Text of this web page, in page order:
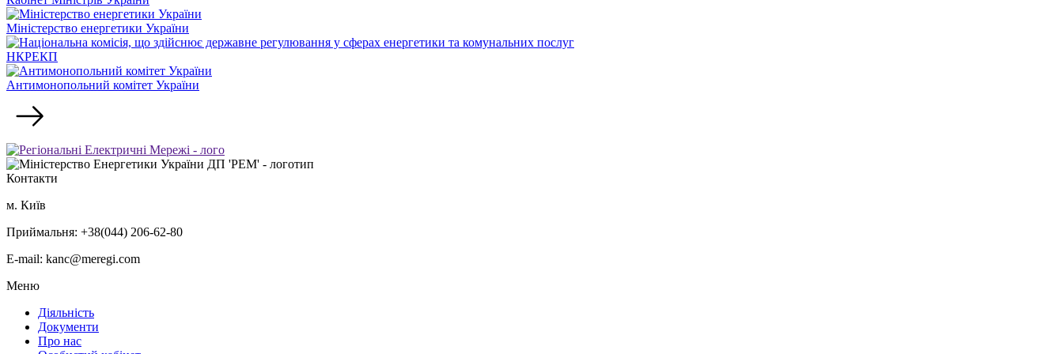
Міністерство енергетики України
НКРЕКП
Антимонопольний комітет України
Контакти
м. Київ
Приймальня: +38(044) 206-62-80
E-mail: kanc@meregi.com
Меню
Діяльність
Документи
Про нас